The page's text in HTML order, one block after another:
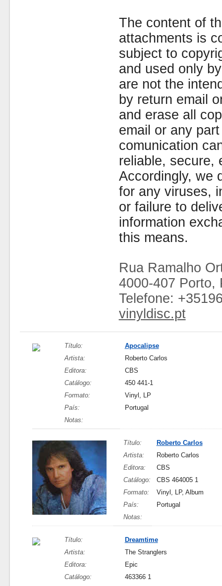
The content of
attachments is
subject to
and used only
are not the
by return email
and erase all
email or any
comunication
reliable, secure,
Accordingly, we
for any viruses,
or failure to
information
this means.
Rua Ramalho
4000-407 Porto,
Telefone:
vinyldisc.pt
Título:
Apocalipse
Artista:
Roberto Carlos
Editora:
CBS
Catálogo:
450 441-1
Formato:
Vinyl, LP
País:
Portugal
Notas:
Título:
Roberto Carlos
Artista:
Roberto Carlos
Editora:
CBS
Catálogo:
CBS 464005 1
Formato:
Vinyl, LP, Album
País:
Portugal
Notas:
Título:
Dreamtime
Artista:
The Stranglers
Editora:
Epic
Catálogo:
463366 1